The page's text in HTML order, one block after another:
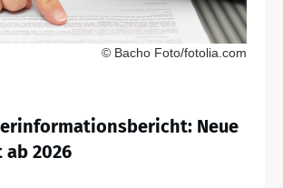
© Bacho Foto/fotolia.com
Neue
2026